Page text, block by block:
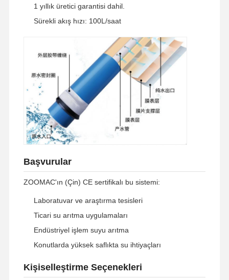
Evde
Fabrika Turu Kalite Kontrol Bize Ulaşın
1 yıllık üretici garantisi dahil.
Sürekli akış hızı: 100L/saat
Başvurular
ZOOMAC'ın (Çin) CE sertifikalı bu sistemi:
Laboratuvar ve araştırma tesisleri
Ticari su arıtma uygulamaları
Endüstriyel işlem suyu arıtma
Konutlarda yüksek saflıkta su ihtiyaçları
Kişiselleştirme Seçenekleri